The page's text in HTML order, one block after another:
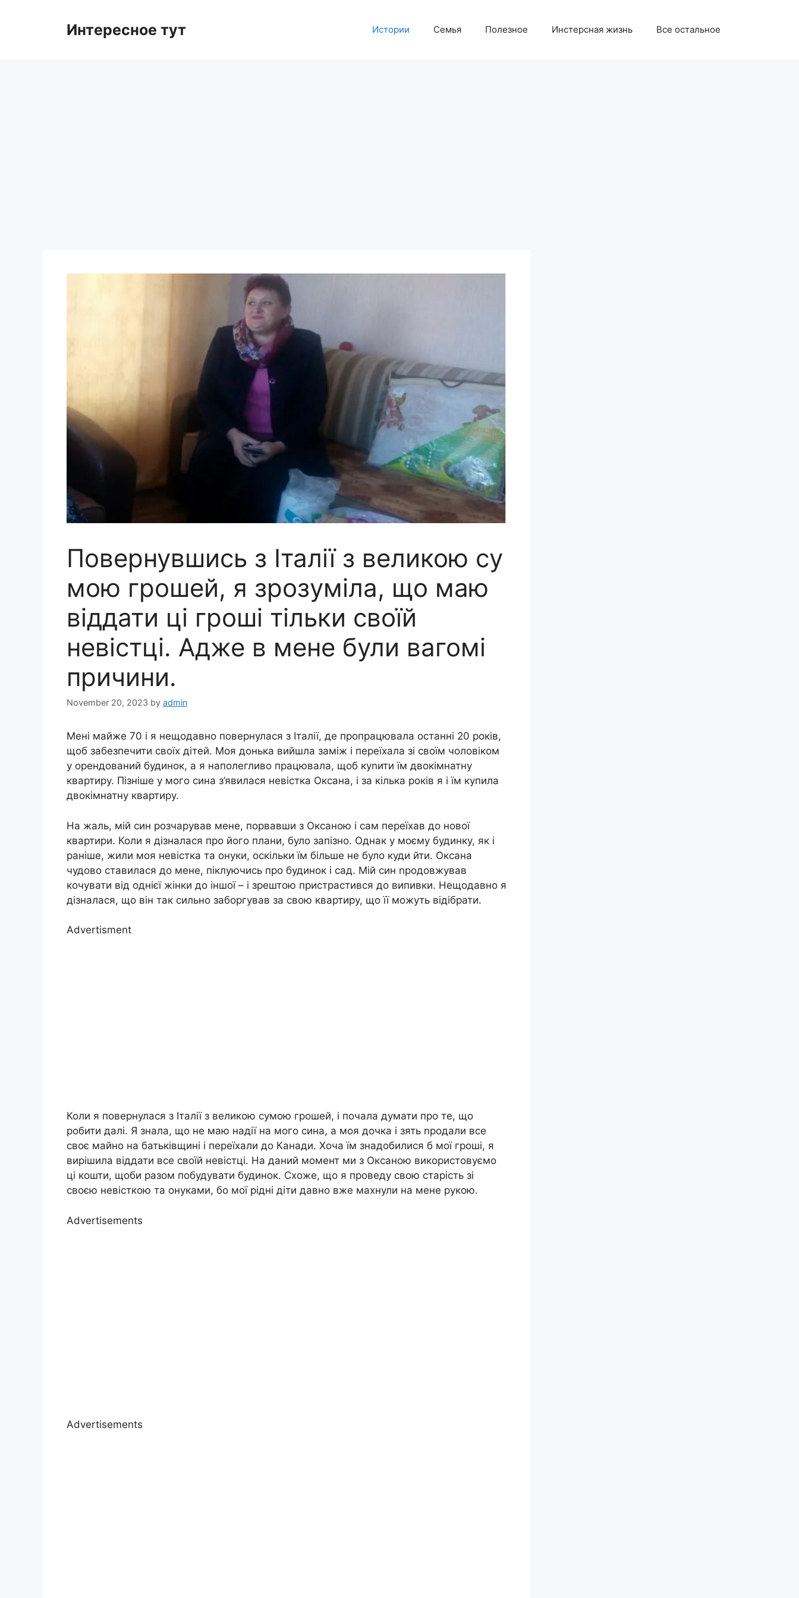
Интересное тут Истории Семья Полезное Инстерсная жизнь Все остальное
Повернувшись з Італії з великою су
мою грошей, я зрозуміла, що маю
віддати ці гроші тільки своїй
невістці. Адже в мене були вагомі
причини.
November 20, 2023 by admin
Мені майже 70 і я нещодавно повернулася з Італії, де пропрацювала останні 20 років,
щоб забезпечити своїх дітей. Моя донька вийшла заміж і переїхала зі своїм чоловіком
у орендований будинок, а я наполегливо працювала, щоб куnити їм двокімнатну
квартиру. Пізніше у мого сина з’явилася невістка Оксана, і за кілька років я і їм купила
двокімнатну квартиру.
На жаль, мій син розчарував мене, порвавши з Оксаною і сам переїхав до нової
квартири. Коли я дізналася про його плани, було запізно. Однак у моєму будинку, як і
раніше, жили моя невістка та онуки, оскільки їм більше не було куди йти. Оксана
чудово ставилася до мене, піклуючись про будинок і сад. Мій син nродовжував
кочувати від однієї жінки до іншої – і зрештою пристрастився до випивки. Нещодавно я
дізналася, що він так сильно заборгував за свою квартиру, що її можуть відібрати.
Advertisment
Коли я повернулася з Італії з великою сумою грошей, і почала думати про те, що
робити далі. Я знала, що не маю надії на мого сина, а моя дочка і зять nродали все
своє майно на батьківщині і переїхали до Канади. Хоча їм знадобилися б мої гроші, я
вирішила віддати все своїй невістці. На даний момент ми з Оксаною використовуємо
ці кошти, щоби разом побудувати будинок. Схоже, що я проведу свою старість зі
своєю невісткою та онуками, бо мої рідні діти давно вже махнули на мене рукою.
Advertisements
Advertisements